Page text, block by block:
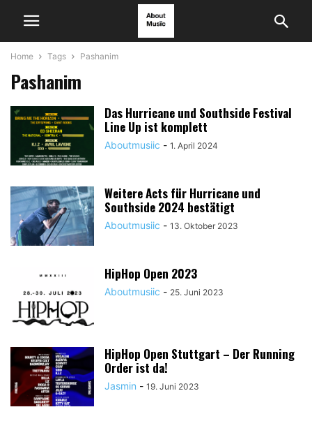
Home Tags Pashanim
Pashanim
Das Hurricane und Southside Festival
Line Up ist komplett
Aboutmusiic - 1. April 2024
Weitere Acts für Hurricane und
Southside 2024 bestätigt
Aboutmusiic - 13. Oktober 2023
HipHop Open 2023
Aboutmusiic - 25. Juni 2023
HipHop Open Stuttgart – Der Running
Order ist da!
Jasmin - 19. Juni 2023